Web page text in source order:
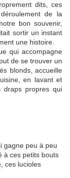
dits, ces
de la
bon souvenir,
sortir un instant
une histoire.
qui accompagne
de se trouver un
blonds, accueille
en lavant et
draps propres qui
gagne peu à peu
à ces petits bouts
ces lucioles